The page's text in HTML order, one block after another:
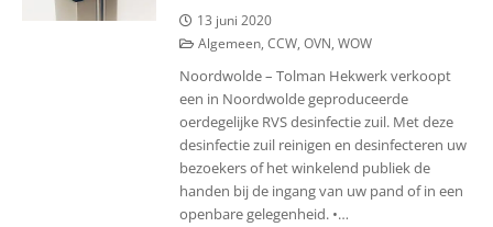
13 juni 2020
Algemeen ,CCW ,OVN ,WOW
Noordwolde – Tolman Hekwerk verkoopt
een in Noordwolde geproduceerde
oerdegelijke RVS desinfectie zuil. Met deze
desinfectie zuil reinigen en desinfecteren uw
bezoekers of het winkelend publiek de
handen bij de ingang van uw pand of in een
openbare gelegenheid. •…